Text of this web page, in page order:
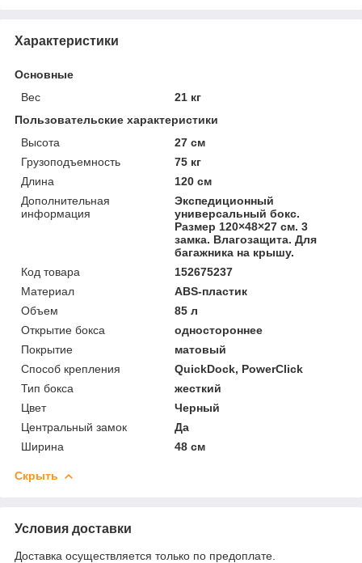
Характеристики
Основные
Вес
21 кг
Пользовательские характеристики
Высота
27 см
Грузоподъемность
75 кг
Длина
120 см
Дополнительная
информация
Экспедиционный
универсальный бокс.
Размер 120×48×27 см. 3
замка. Влагозащита. Для
багажника на крышу.
Код товара
152675237
Материал
ABS-пластик
Объем
85 л
Открытие бокса
одностороннее
Покрытие
матовый
Способ крепления
QuickDock, PowerClick
Тип бокса
жесткий
Цвет
Черный
Центральный замок
Да
Ширина
48 см
Скрыть
Условия доставки
Доставка осуществляется только по предоплате.